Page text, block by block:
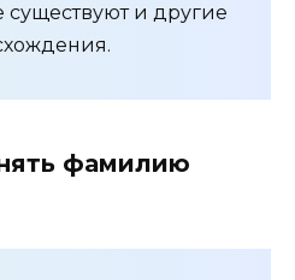
существуют и другие
фамилию